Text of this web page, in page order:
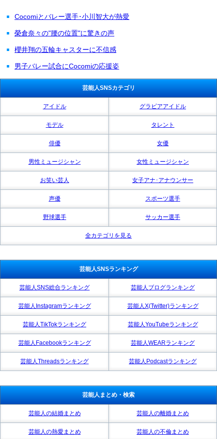
Cocomiとバレー選手･小川智大が熱愛
榮倉奈々の"腰の位置"に驚きの声
櫻井翔の五輪キャスターに不信感
男子バレー試合にCocomiの応援姿
芸能人SNSカテゴリ
アイドル グラビアアイドル
モデル タレント
俳優 女優
男性ミュージシャン 女性ミュージシャン
お笑い芸人 女子アナ･アナウンサー
声優 スポーツ選手
野球選手 サッカー選手
全カテゴリを見る
芸能人SNSランキング
芸能人SNS総合ランキング 芸能人ブログランキング
芸能人Instagramランキング 芸能人X(Twitter)ランキング
芸能人TikTokランキング 芸能人YouTubeランキング
芸能人Facebookランキング 芸能人WEARランキング
芸能人Threadsランキング 芸能人Podcastランキング
芸能人まとめ・検索
芸能人の結婚まとめ 芸能人の離婚まとめ
芸能人の熱愛まとめ 芸能人の不倫まとめ